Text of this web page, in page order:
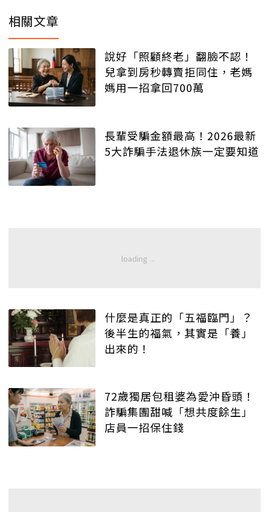
相關文章
說好「照顧終老」翻臉不認！
兒拿到房秒轉賣拒同住，老媽
媽用一招拿回700萬
長輩受騙金額最高！2026最新
5大詐騙手法退休族一定要知道
什麼是真正的「五福臨門」？
後半生的福氣，其實是「養」
出來的！
72歲獨居包租婆為愛沖昏頭！
詐騙集團甜喊「想共度餘生」
店員一招保住錢